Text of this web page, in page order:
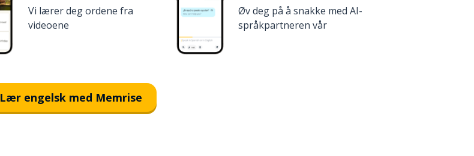
Vi lærer deg ordene fra
videoene
Øv deg på å snakke med AI-
språkpartneren vår
Lær engelsk med Memrise